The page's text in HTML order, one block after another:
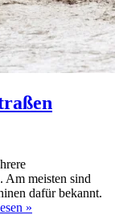
Am meisten sind
dafür bekannt.
»